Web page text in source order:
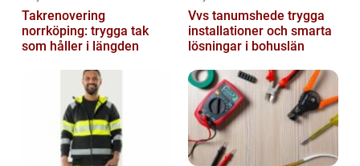
Takrenovering
norrköping: trygga tak
som håller i längden
Vvs tanumshede trygga
installationer och smarta
lösningar i bohuslän